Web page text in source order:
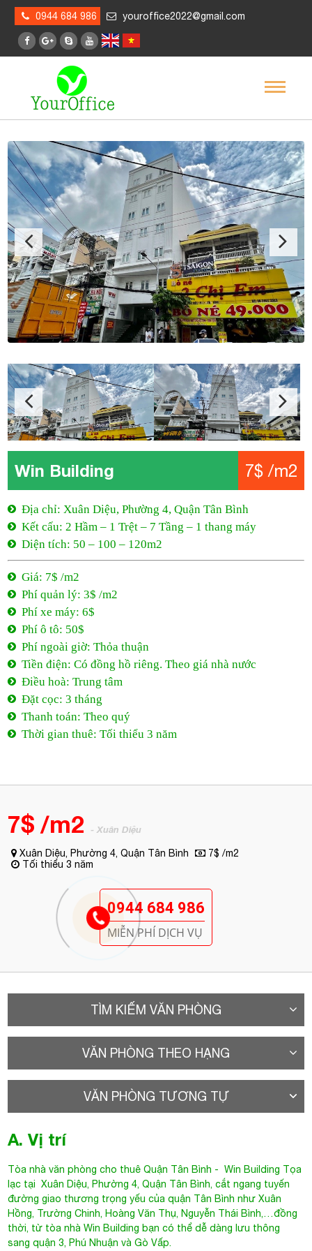
0944 684 986 youroffice2022@gmail.com
Win Building 7$ /m2
Địa chỉ: Xuân Diệu, Phường 4, Quận Tân Bình
Kết cấu: 2 Hầm – 1 Trệt – 7 Tầng – 1 thang máy
Diện tích: 50 – 100 – 120m2
Giá: 7$ /m2
Phí quản lý: 3$ /m2
Phí xe máy: 6$
Phí ô tô: 50$
Phí ngoài giờ: Thỏa thuận
Tiền điện: Có đồng hồ riêng. Theo giá nhà nước
Điều hoà: Trung tâm
Đặt cọc: 3 tháng
Thanh toán: Theo quý
Thời gian thuê: Tối thiểu 3 năm
7$ /m2 - Xuân Diệu
Xuân Diệu, Phường 4, Quận Tân Bình
7$ /m2
Tối thiểu 3 năm
0944 684 986
MIỄN PHÍ DỊCH VỤ
TÌM KIẾM VĂN PHÒNG
VĂN PHÒNG THEO HẠNG
VĂN PHÒNG TƯƠNG TỰ
A. Vị trí
Tòa nhà văn phòng cho thuê Quận Tân Bình - Win Building Tọa
lạc tạiXuân Diệu, Phường 4, Quận Tân Bình, cắt ngang tuyến
đường giao thương trọng yếu của quận Tân Bình như Xuân
Hồng, Trường Chinh, Hoàng Văn Thụ, Nguyễn Thái Bình,…đồng
thời, từ tòa nhàWin Building bạn có thể dễ dàng lưu thông
sang quận 3, Phú Nhuận và Gò Vấp.